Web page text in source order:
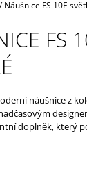
/ Náušnice FS 10E
FS
náušnice z
doplněk, který